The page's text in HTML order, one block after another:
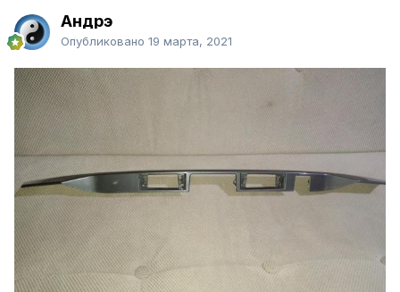
Андрэ
Опубликовано 19 марта, 2021